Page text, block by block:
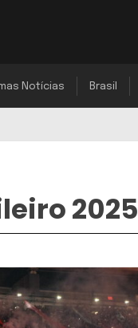
Notícias Brasil
2025